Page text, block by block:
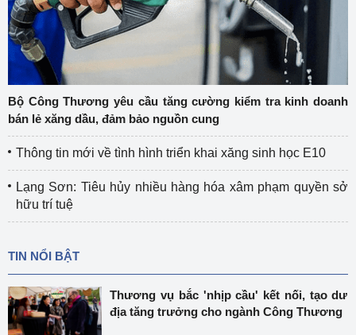
Bộ Công Thương yêu cầu tăng cường kiểm tra kinh doanh
bán lẻ xăng dầu, đảm bảo nguồn cung
Thông tin mới về tình hình triển khai xăng sinh học E10
Lạng Sơn: Tiêu hủy nhiều hàng hóa xâm phạm quyền sở
hữu trí tuệ
TIN NỔI BẬT
Thương vụ bắc 'nhịp cầu' kết nối, tạo dư
địa tăng trưởng cho ngành Công Thương